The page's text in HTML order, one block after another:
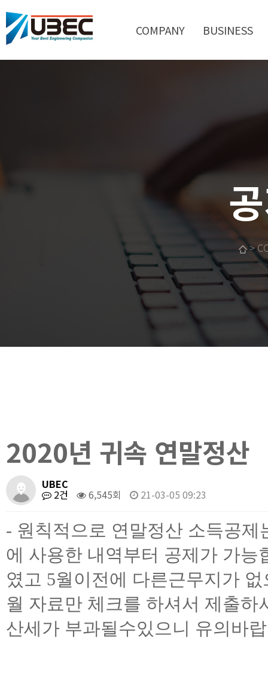
COMPANY BUSINESS
>
2020년 귀속 연말정산
UBEC
2건 6,545회 21-03-05 09:23
- 원칙적으로 연말정산 소득공
에 사용한 내역부터 공제가 가능
였고 5월이전에 다른근무지가
월 자료만 체크를 하셔서 제출
산세가 부과될수있으니 유의바